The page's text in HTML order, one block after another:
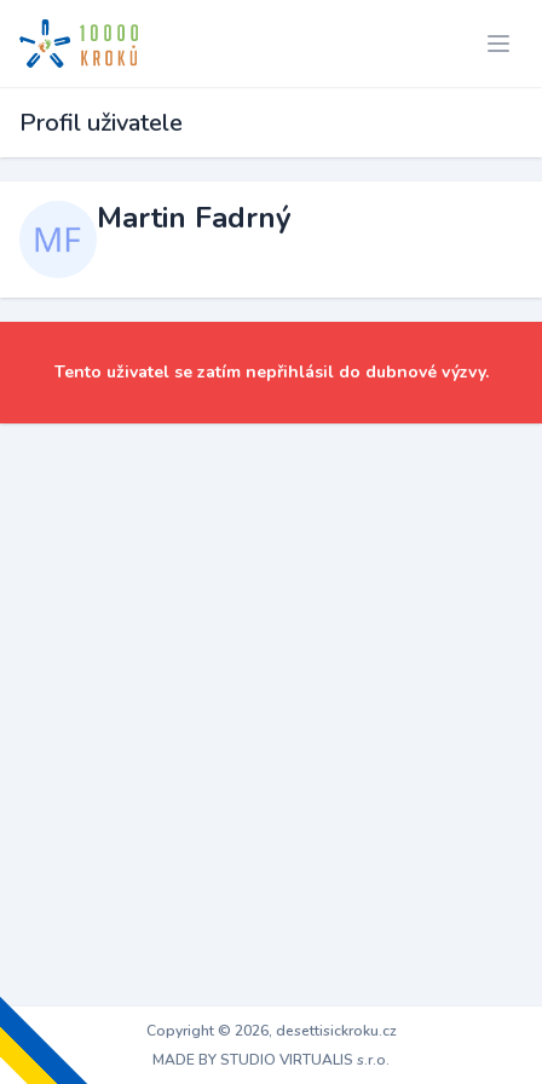
Profil uživatele
Martin Fadrný
Tento uživatel se zatím nepřihlásil do dubnové výzvy.
Copyright © 2026, desettisickroku.cz
MADE BY STUDIO VIRTUALIS s.r.o.